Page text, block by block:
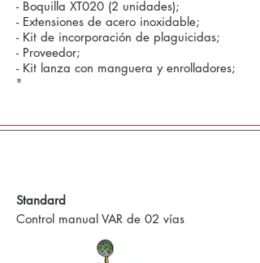
- Boquilla XT020 (2 unidades);
- Extensiones de acero inoxidable;
- Kit de incorporación de plaguicidas;
- Proveedor;
- Kit lanza con manguera y enrolladores;
"
Standard
Control manual VAR de 02 vías